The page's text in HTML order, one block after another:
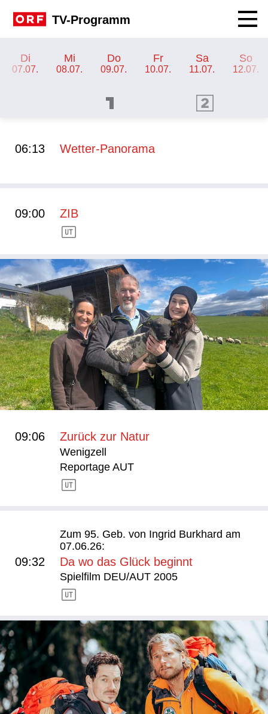
TV-Programm
Di
07.07.
Mi
08.07.
Do
09.07.
Fr
10.07.
Sa
11.07.
So
12.07.
ORF 2 Programm
06:13 Wetter-Panorama
09:00 ZIB
09:06 Zurück zur Natur
Wenigzell
Reportage AUT
Zum 95. Geb. von Ingrid Burkhard am
07.06.26:
09:32 Da wo das Glück beginnt
Spielfilm DEU/AUT 2005